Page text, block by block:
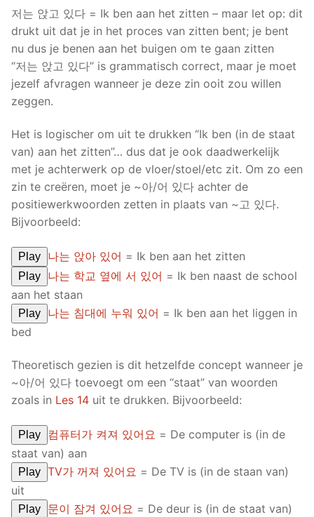
저는 앉고 있다 = Ik ben aan het zitten – maar let op: dit
drukt uit dat je in het proces van zitten bent; je bent
nu dus je benen aan het buigen om te gaan zitten
“저는 앉고 있다” is grammatisch correct, maar je moet
jezelf afvragen wanneer je deze zin ooit zou willen
zeggen.
Het is logischer om uit te drukken “Ik ben (in de staat
van) aan het zitten”… dus dat je ook daadwerkelijk
met je achterwerk op de vloer/stoel/etc zit. Om zo een
zin te creëren, moet je ~아/어 있다 achter de
positiewerkwoorden zetten in plaats van ~고 있다.
Bijvoorbeeld:
Play 나는 앉아 있어 = Ik ben aan het zitten
Play 나는 학교 옆에 서 있어 = Ik ben naast de school
aan het staan
Play 나는 침대에 누워 있어 = Ik ben aan het liggen in
bed
Theoretisch gezien is dit hetzelfde concept wanneer je
~아/어 있다 toevoegt om een “staat” van woorden
zoals in Les 14 uit te drukken. Bijvoorbeeld:
Play 컴퓨터가 켜져 있어요 = De computer is (in de
staat van) aan
Play TV가 꺼져 있어요 = De TV is (in de staan van)
uit
Play 문이 잠겨 있어요 = De deur is (in de staat van)